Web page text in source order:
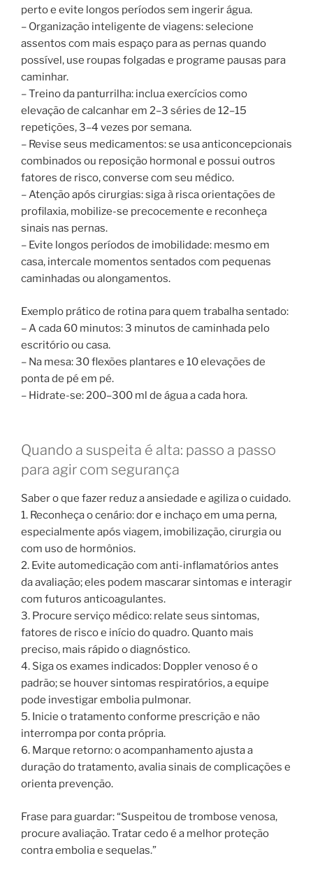
perto e evite longos períodos sem ingerir água.
– Organização inteligente de viagens: selecione
assentos com mais espaço para as pernas quando
possível, use roupas folgadas e programe pausas para
caminhar.
– Treino da panturrilha: inclua exercícios como
elevação de calcanhar em 2–3 séries de 12–15
repetições, 3–4 vezes por semana.
– Revise seus medicamentos: se usa anticoncepcionais
combinados ou reposição hormonal e possui outros
fatores de risco, converse com seu médico.
– Atenção após cirurgias: siga à risca orientações de
profilaxia, mobilize-se precocemente e reconheça
sinais nas pernas.
– Evite longos períodos de imobilidade: mesmo em
casa, intercale momentos sentados com pequenas
caminhadas ou alongamentos.
Exemplo prático de rotina para quem trabalha sentado:
– A cada 60 minutos: 3 minutos de caminhada pelo
escritório ou casa.
– Na mesa: 30 flexões plantares e 10 elevações de
ponta de pé em pé.
– Hidrate-se: 200–300 ml de água a cada hora.
Quando a suspeita é alta: passo a passo
para agir com segurança
Saber o que fazer reduz a ansiedade e agiliza o cuidado.
1. Reconheça o cenário: dor e inchaço em uma perna,
especialmente após viagem, imobilização, cirurgia ou
com uso de hormônios.
2. Evite automedicação com anti-inflamatórios antes
da avaliação; eles podem mascarar sintomas e interagir
com futuros anticoagulantes.
3. Procure serviço médico: relate seus sintomas,
fatores de risco e início do quadro. Quanto mais
preciso, mais rápido o diagnóstico.
4. Siga os exames indicados: Doppler venoso é o
padrão; se houver sintomas respiratórios, a equipe
pode investigar embolia pulmonar.
5. Inicie o tratamento conforme prescrição e não
interrompa por conta própria.
6. Marque retorno: o acompanhamento ajusta a
duração do tratamento, avalia sinais de complicações e
orienta prevenção.
Frase para guardar: “Suspeitou de trombose venosa,
procure avaliação. Tratar cedo é a melhor proteção
contra embolia e sequelas.”